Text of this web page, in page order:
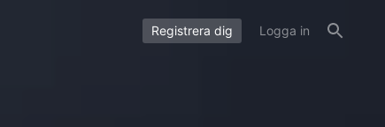
Registrera dig Logga in